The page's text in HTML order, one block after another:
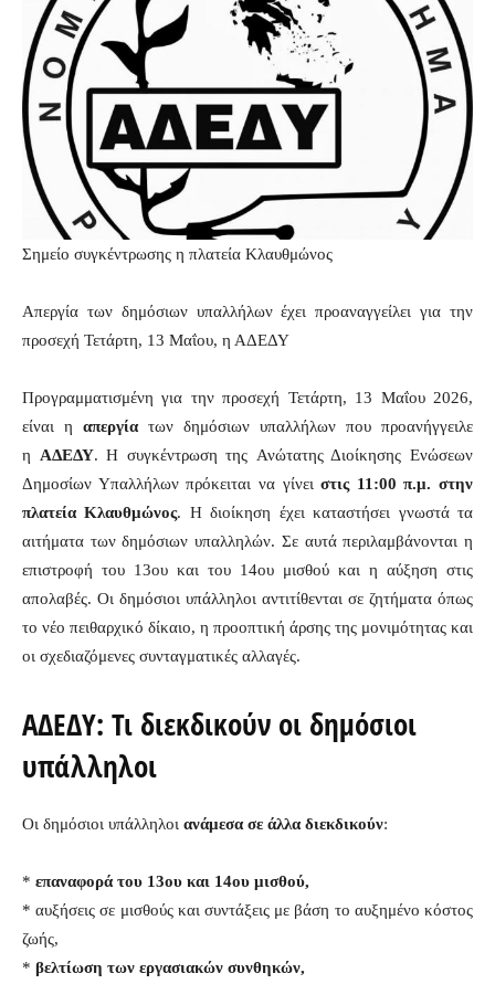
Σημείο συγκέντρωσης η πλατεία Κλαυθμώνος
Απεργία των δημόσιων υπαλλήλων έχει προαναγγείλει για την
προσεχή Τετάρτη, 13 Μαΐου, η ΑΔΕΔΥ
Προγραμματισμένη για την προσεχή Τετάρτη, 13 Μαΐου 2026,
είναι η απεργίατων δημόσιων υπαλλήλων που προανήγγειλε
η ΑΔΕΔΥ. Η συγκέντρωση της Ανώτατης Διοίκησης Ενώσεων
Δημοσίων Υπαλλήλων πρόκειται να γίνειστις 11:00 π.μ. στην
πλατεία Κλαυθμώνος. Η διοίκηση έχει καταστήσει γνωστά τα
αιτήματα των δημόσιων υπαλληλών. Σε αυτά περιλαμβάνονται η
επιστροφή του 13ου και του 14ου μισθού και η αύξηση στις
απολαβές. Οι δημόσιοι υπάλληλοι αντιτίθενται σε ζητήματα όπως
το νέο πειθαρχικό δίκαιο, η προοπτική άρσης της μονιμότητας και
οι σχεδιαζόμενες συνταγματικές αλλαγές.
ΑΔΕΔΥ: Τι διεκδικούν οι δημόσιοι
υπάλληλοι
Οι δημόσιοι υπάλληλοι ανάμεσα σε άλλα διεκδικούν:
* επαναφορά του 13ου και 14ου μισθού,
* αυξήσεις σε μισθούς και συντάξεις με βάση το αυξημένο κόστος
ζωής,
* βελτίωση των εργασιακών συνθηκών,